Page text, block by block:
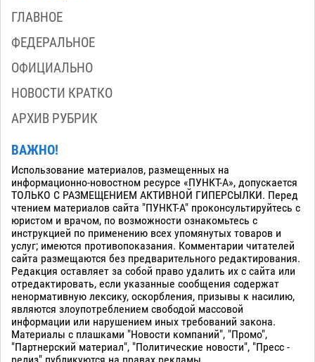
ГЛАВНОЕ
ФЕДЕРАЛЬНОЕ
ОФИЦИАЛЬНО
НОВОСТИ КРАТКО
АРХИВ РУБРИК
ВАЖНО!
Использование материалов, размещенных на
информационно-новостном ресурсе «ПУНКТ-А», допускается
ТОЛЬКО С РАЗМЕЩЕНИЕМ АКТИВНОЙ ГИПЕРСЫЛКИ. Перед
чтением материалов сайта "ПУНКТ-А" проконсультируйтесь с
юристом и врачом, по возможности ознакомьтесь с
инструкцией по применению всех упомянутых товаров и
услуг; имеются противопоказания. Комментарии читателей
сайта размещаются без предварительного редактирования.
Редакция оставляет за собой право удалить их с сайта или
отредактировать, если указанные сообщения содержат
ненормативную лексику, оскорбления, призывы к насилию,
являются злоупотреблением свободой массовой
информации или нарушением иных требований закона.
Материалы с плашками "Новости компаний", "Промо",
"Партнерский материал", "Политические новости", "Пресс -